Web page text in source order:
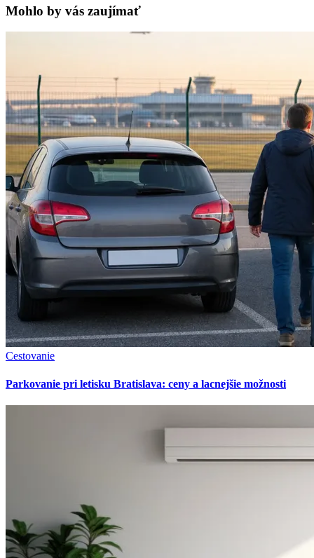
Mohlo by vás zaujímať
Cestovanie
Parkovanie pri letisku Bratislava: ceny a lacnejšie možnosti